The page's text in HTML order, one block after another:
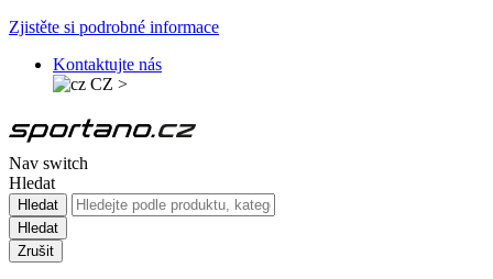
Zjistěte si podrobné informace
Kontaktujte nás
CZ >
Nav switch
Hledat
Hledat
Hledat
Zrušit